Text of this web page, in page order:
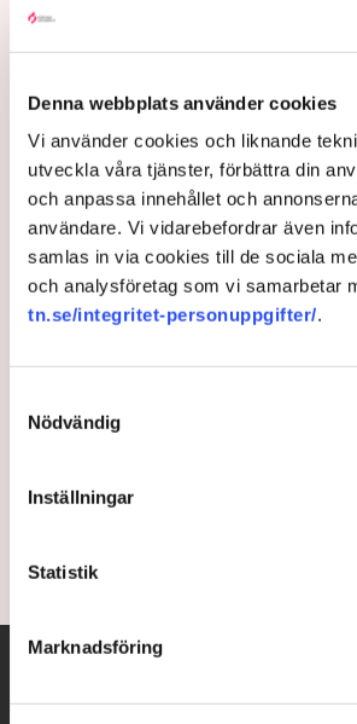
Denna webbplats använder cookies
Vi använder cookies och liknande
utveckla våra tjänster, förbättra din
och anpassa innehållet och
användare. Vi vidarebefordrar även
samlas in via cookies till de sociala
och analysföretag som vi samarbetar
tn.se/integritet-personuppgifter/.
Nödvändig
Inställningar
Statistik
Marknadsföring
Då sker kosläppet
kärnkraft:
tänker bygga
Norrköping, Svalöv och Uddevalla
de kommuner som tänker bygga
Sverige. ”Kosläppet kommer i vår”,
Svedahl, kommunalråd i Norrköping,